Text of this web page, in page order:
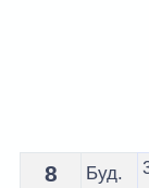
Расписание
8 Буд.